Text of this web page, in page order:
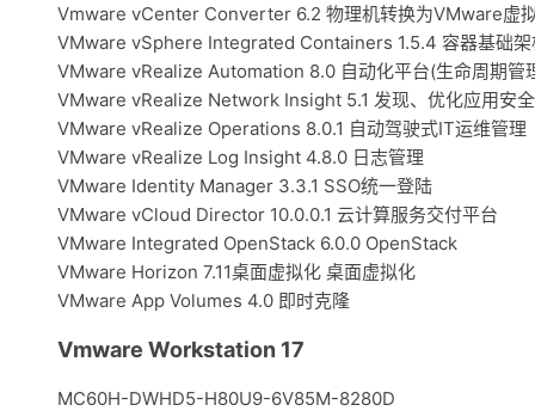
Vmware vCenter Converter 6.2 物理机转换为VMware虚
VMware vSphere Integrated Containers 1.5.4 容器基础架
VMware vRealize Automation 8.0 自动化平台(生命周期管
VMware vRealize Network Insight 5.1 发现、优化应用安
VMware vRealize Operations 8.0.1 自动驾驶式IT运维管理
VMware vRealize Log Insight 4.8.0 日志管理
VMware Identity Manager 3.3.1 SSO统一登陆
VMware vCloud Director 10.0.0.1 云计算服务交付平台
VMware Integrated OpenStack 6.0.0 OpenStack
VMware Horizon 7.11桌面虚拟化 桌面虚拟化
VMware App Volumes 4.0 即时克隆
Vmware Workstation 17
MC60H-DWHD5-H80U9-6V85M-8280D